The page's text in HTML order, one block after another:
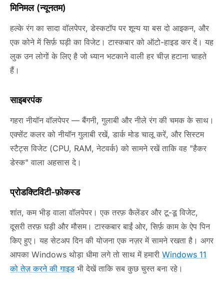
मिनिमल (न्यूनतम)
हल्के रंग का सादा वॉलपेपर, डेस्कटॉप पर शून्य या बस दो आइकन, और
एक कोने में सिर्फ़ घड़ी का विजेट। टास्कबार को ऑटो-हाइड कर दें। यह
लुक उन लोगों के लिए है जो ध्यान भटकाने वाली हर चीज़ हटाना चाहते
हैं।
साइबरपंक
गहरा नीयॉन वॉलपेपर — बैंगनी, गुलाबी और नीले रंग की चमक के साथ।
एक्सेंट कलर को नीयॉन गुलाबी रखें, डार्क मोड चालू करें, और सिस्टम
स्टैट्स विजेट (CPU, RAM, नेटवर्क) को सामने रखें ताकि वह "हैकर
डेस्क" वाला अहसास दे।
प्रोडक्टिविटी-फ़ोकस्ड
शांत, कम भीड़ वाला वॉलपेपर। एक तरफ़ कैलेंडर और टू-डू विजेट,
दूसरी तरफ़ घड़ी और मौसम। टास्कबार बाईं ओर, सिर्फ़ काम के ऐप पिन
किए हुए। यह सेटअप दिन की योजना एक नज़र में सामने रखता है। अगर
आपका Windows थोड़ा धीमा लगे तो साथ में हमारी Windows 11
को तेज़ करने की गाइड भी देखें ताकि सब कुछ चुस्त बना रहे।